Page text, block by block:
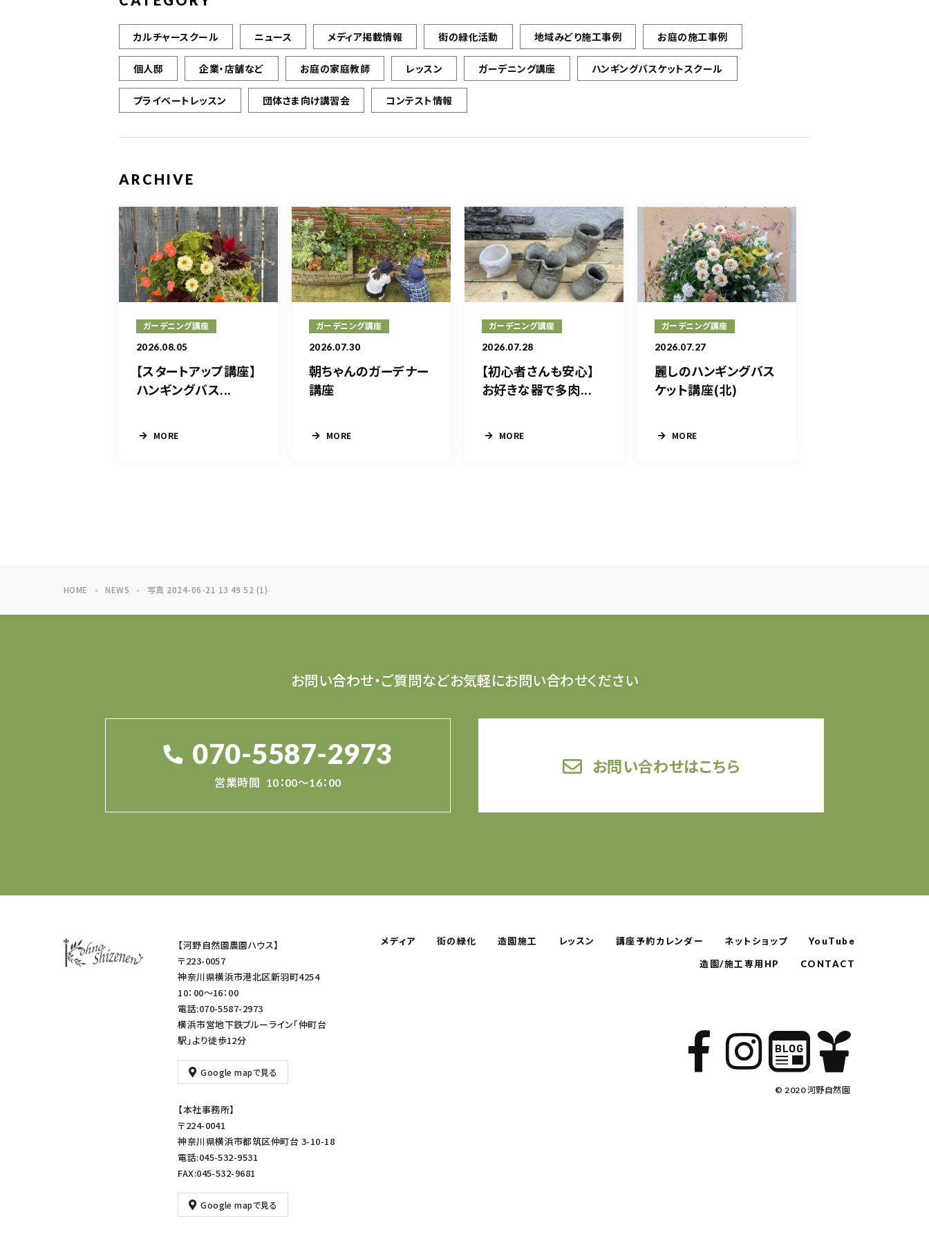
カルチャースクール ニュース メディア掲載情報 街の緑化活動 地域みどり施工事例 お庭の施工事例
個人邸 企業・店舗など お庭の家庭教師 レッスン ガーデニング講座 ハンギングバスケットスクール
プライベートレッスン 団体さま向け講習会 コンテスト情報
ARCHIVE
ガーデニング講座
2026.08.05
【スタートアップ講座】
ハンギングバス...
MORE
ガーデニング講座
2026.07.30
朝ちゃんのガーデナー
講座
MORE
ガーデニング講座
2026.07.28
【初心者さんも安心】
お好きな器で多肉...
MORE
ガーデニング講座
2026.07.27
麗しのハンギングバス
ケット講座(北)
MORE
HOME NEWS 写真 2024-06-21 13 49 52 (1)
お問い合わせ・ご質問などお気軽にお問い合わせください
070-5587-2973
営業時間 10：00～16：00
お問い合わせはこちら
【河野自然園農園ハウス】
〒223-0057
神奈川県横浜市港北区新羽町4254
10：00～16：00
電話:070-5587-2973
横浜市営地下鉄ブルーライン「仲町台
駅」より徒歩12分
Google mapで見る
【本社事務所】
〒224-0041
神奈川県横浜市都筑区仲町台 3-10-18
電話:045-532-9531
FAX:045-532-9681
Google mapで見る
メディア 街の緑化 造園施工 レッスン 講座予約カレンダー ネットショップ YouTube
造園/施工専用HP CONTACT
© 2020 河野自然園